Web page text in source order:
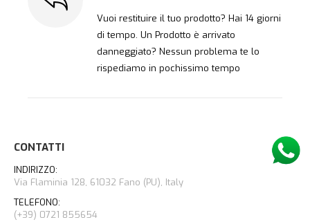
Vuoi restituire il tuo prodotto? Hai 14 giorni
di tempo. Un Prodotto è arrivato
danneggiato? Nessun problema te lo
rispediamo in pochissimo tempo
CONTATTI
INDIRIZZO:
Via Flaminia 128, 61032 Fano (PU), Italy
TELEFONO:
(+39) 0721 855654